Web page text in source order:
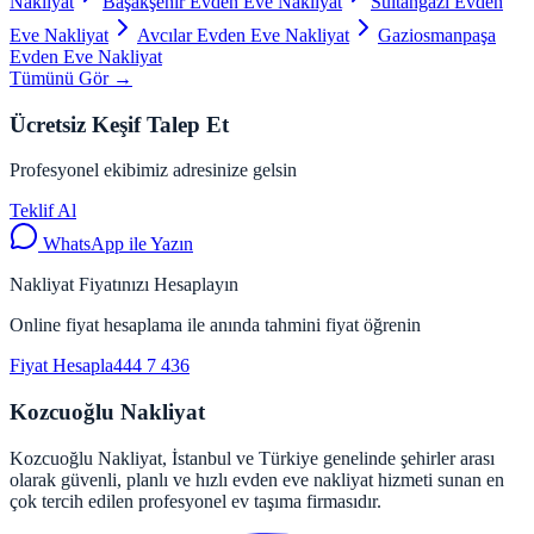
Eve Nakliyat
Avcılar Evden Eve Nakliyat
Gaziosmanpaşa
Evden Eve Nakliyat
Tümünü Gör →
Ücretsiz Keşif Talep Et
Profesyonel ekibimiz adresinize gelsin
Teklif Al
WhatsApp ile Yazın
Nakliyat Fiyatınızı Hesaplayın
Online fiyat hesaplama ile anında tahmini fiyat öğrenin
Fiyat Hesapla444 7 436
Kozcuoğlu Nakliyat
Kozcuoğlu Nakliyat, İstanbul ve Türkiye genelinde şehirler arası
olarak güvenli, planlı ve hızlı evden eve nakliyat hizmeti sunan en
çok tercih edilen profesyonel ev taşıma firmasıdır.